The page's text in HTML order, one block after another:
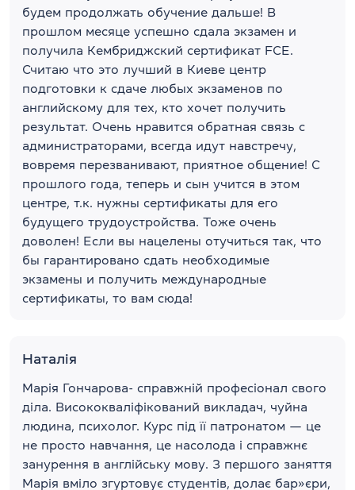
будем продолжать обучение дальше! В
прошлом месяце успешно сдала экзамен и
получила Кембриджский сертификат FCE.
Считаю что это лучший в Киеве центр
подготовки к сдаче любых экзаменов по
английскому для тех, кто хочет получить
результат. Очень нравится обратная связь с
администраторами, всегда идут навстречу,
вовремя перезванивают, приятное общение! С
прошлого года, теперь и сын учится в этом
центре, т.к. нужны сертификаты для его
будущего трудоустройства. Тоже очень
доволен! Если вы нацелены отучиться так, что
бы гарантировано сдать необходимые
экзамены и получить международные
сертификаты, то вам сюда!
Наталія
Марія Гончарова- справжній професіонал свого
діла. Висококваліфікований викладач, чуйна
людина, психолог. Курс під її патронатом — це
не просто навчання, це насолода і справжнє
занурення в англійську мову. З першого заняття
Марія вміло згуртовує студентів, долає бар»єри,